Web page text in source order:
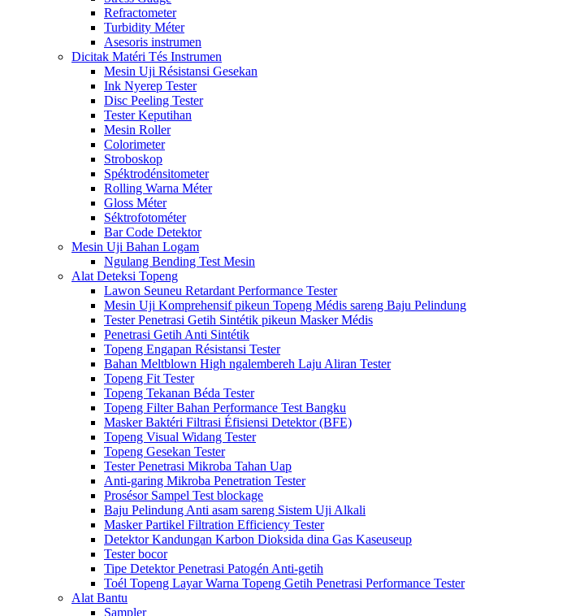
Refractometer
Turbidity Méter
Asesoris instrumen
Dicitak Matéri Tés Instrumen
Mesin Uji Résistansi Gesekan
Ink Nyerep Tester
Disc Peeling Tester
Tester Keputihan
Mesin Roller
Colorimeter
Stroboskop
Spéktrodénsitometer
Rolling Warna Méter
Gloss Méter
Séktrofotométer
Bar Code Detektor
Mesin Uji Bahan Logam
Ngulang Bending Test Mesin
Alat Deteksi Topeng
Lawon Seuneu Retardant Performance Tester
Mesin Uji Komprehensif pikeun Topeng Médis sareng Baju Pelindung
Tester Penetrasi Getih Sintétik pikeun Masker Médis
Penetrasi Getih Anti Sintétik
Topeng Engapan Résistansi Tester
Bahan Meltblown High ngalembereh Laju Aliran Tester
Topeng Fit Tester
Topeng Tekanan Béda Tester
Topeng Filter Bahan Performance Test Bangku
Masker Baktéri Filtrasi Éfisiensi Detektor (BFE)
Topeng Visual Widang Tester
Topeng Gesekan Tester
Tester Penetrasi Mikroba Tahan Uap
Anti-garing Mikroba Penetration Tester
Prosésor Sampel Test blockage
Baju Pelindung Anti asam sareng Sistem Uji Alkali
Masker Partikel Filtration Efficiency Tester
Detektor Kandungan Karbon Dioksida dina Gas Kaseuseup
Tester bocor
Tipe Detektor Penetrasi Patogén Anti-getih
Toél Topeng Layar Warna Topeng Getih Penetrasi Performance Tester
Alat Bantu
Sampler